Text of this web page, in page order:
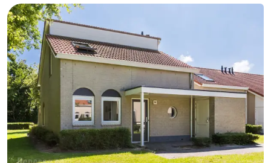
Bowlen
-
Minigolfbanen
Wellness
centra
Dorpen
&
Steden
Natuur
Rondleidingen
Sporten